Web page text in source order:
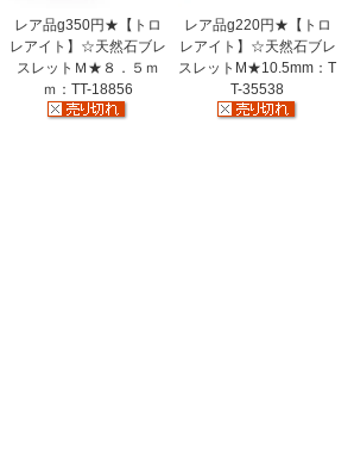
レア品g350円★【トロ
レアイト】☆天然石ブレ
スレットＭ★８．５ｍ
ｍ：TT-18856
レア品g220円★【トロ
レアイト】☆天然石ブレ
スレットM★10.5mm：T
T-35538